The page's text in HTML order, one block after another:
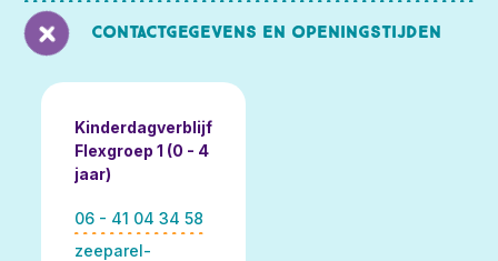
Contactgegevens en openingstijden
Kinderdagverblijf
Flexgroep 1 (0 - 4
jaar)
06 - 41 04 34 58
zeeparel-